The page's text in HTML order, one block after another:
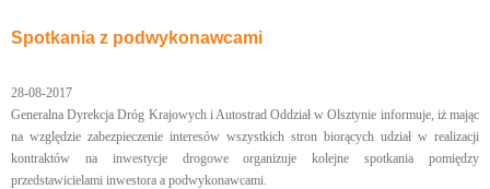
Spotkania z podwykonawcami
28-08-2017
Generalna Dyrekcja Dróg Krajowych i Autostrad Oddział w Olsztynie informuje, iż mając
na względzie zabezpieczenie interesów wszystkich stron biorących udział w realizacji
kontraktów na inwestycje drogowe organizuje kolejne spotkania pomiędzy
przedstawicielami inwestora a podwykonawcami.